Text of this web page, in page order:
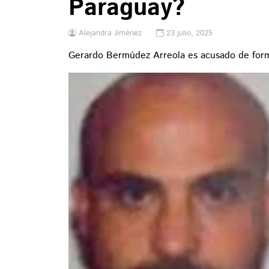
Paraguay?
Alejandra Jiménez 23 julio, 2025
Gerardo Bermúdez Arreola es acusado de